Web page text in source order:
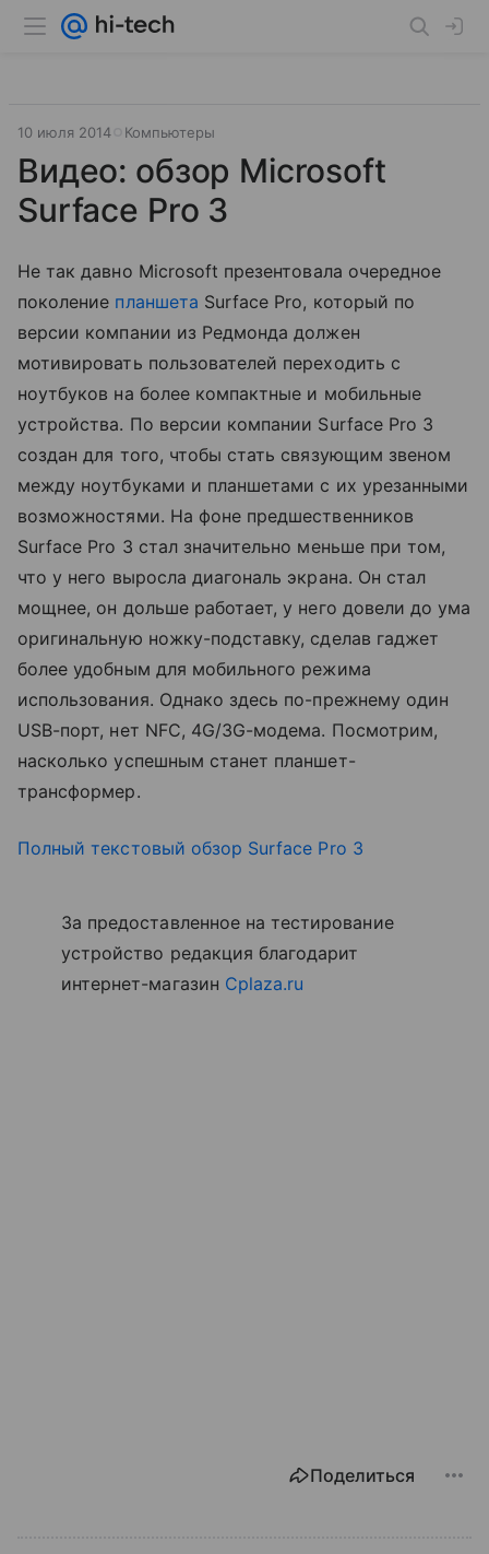
10 июля 2014 Компьютеры
Видео: обзор Microsoft
Surface Pro 3
Не так давно Microsoft презентовала очередное
поколение планшета Surface Pro, который по
версии компании из Редмонда должен
мотивировать пользователей переходить с
ноутбуков на более компактные и мобильные
устройства. По версии компании Surface Pro 3
создан для того, чтобы стать связующим звеном
между ноутбуками и планшетами с их урезанными
возможностями. На фоне предшественников
Surface Pro 3 стал значительно меньше при том,
что у него выросла диагональ экрана. Он стал
мощнее, он дольше работает, у него довели до ума
оригинальную ножку-подставку, сделав гаджет
более удобным для мобильного режима
использования. Однако здесь по-прежнему один
USB-порт, нет NFC, 4G/3G-модема. Посмотрим,
насколько успешным станет планшет-
трансформер.
Полный текстовый обзор Surface Pro 3
За предоставленное на тестирование
устройство редакция благодарит
интернет-магазин Cplaza.ru
Поделиться